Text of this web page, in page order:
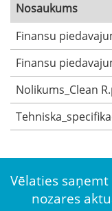
Nosaukums
Finansu
Finansu
Nolikums_Clean
Vēlaties
nozares